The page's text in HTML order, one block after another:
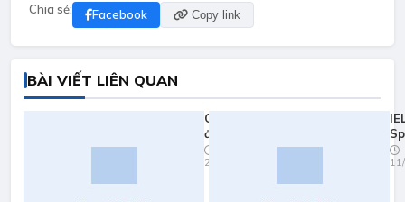
Chia sẻ: Facebook Copy link
BÀI VIẾT LIÊN QUAN
Quy đổi
điểm
ielts
2026
23/03/2026